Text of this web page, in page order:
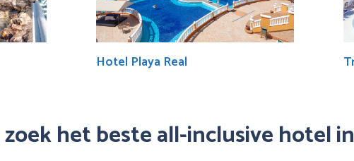
Hotel Playa Real
het beste all-inclusive hotel